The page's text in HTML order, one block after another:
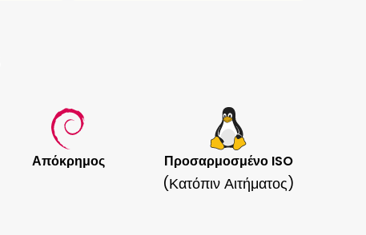
Απόκρημος Προσαρμοσμένο ISO
(κατόπιν Αιτήματος)